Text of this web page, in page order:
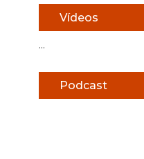
Vídeos
...
Podcast